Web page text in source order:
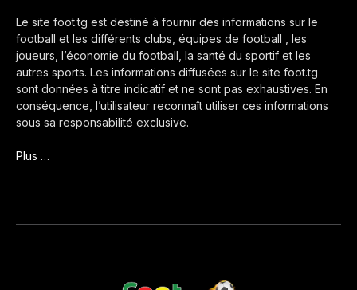
Le site foot.tg est destiné à fournir des informations sur le
football et les différents clubs, équipes de football , les
joueurs, l’économie du football, la santé du sportif et les
autres sports. Les informations diffusées sur le site foot.tg
sont données à titre indicatif et ne sont pas exhaustives. En
conséquence, l’utilisateur reconnaît utiliser ces informations
sous sa responsabilité exclusive.
Plus …